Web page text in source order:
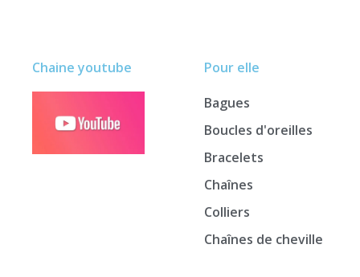
Pour elle
Bagues
Boucles d'oreilles
Bracelets
Chaînes
Colliers
Chaînes de cheville
Chaine youtube